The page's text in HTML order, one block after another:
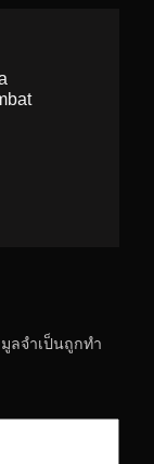
ลจำเป็นถูกทำ